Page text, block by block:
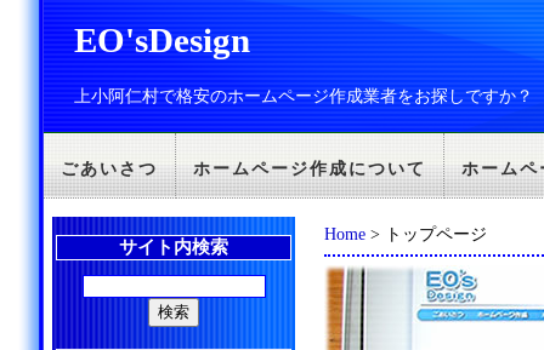
EO'sDesign
上小阿仁村で格安のホームページ作成業者をお探しですか？
ごあいさつ ホームページ作成について ホームペ
Home > トップページ
サイト内検索